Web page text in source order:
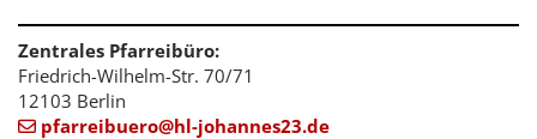
Zentrales Pfarreibüro:
Friedrich-Wilhelm-Str. 70/71
12103 Berlin
 pfarreibuero@hl-johannes23.de